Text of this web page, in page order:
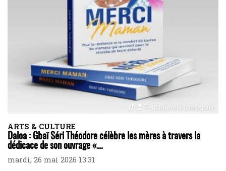
ARTS & CULTURE
Daloa : Gbaï Séri Théodore célèbre les mères à travers la
dédicace de son ouvrage «...
mardi, 26 mai 2026 13:31